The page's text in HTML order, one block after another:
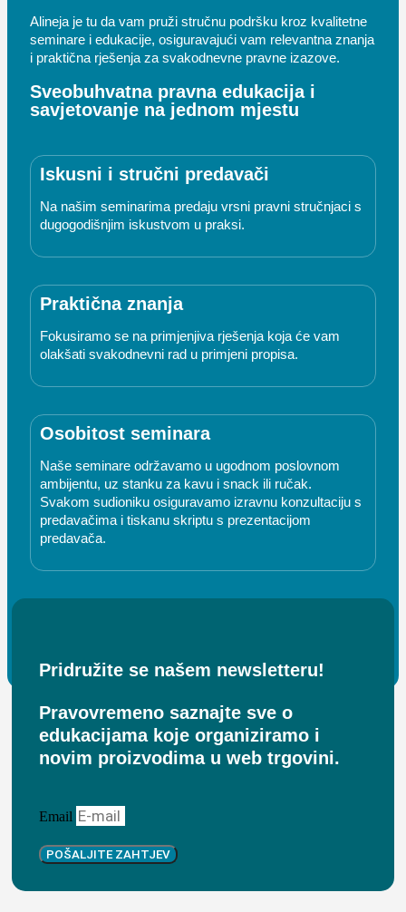
Alineja je tu da vam pruži stručnu podršku kroz kvalitetne
seminare i edukacije, osiguravajući vam relevantna znanja
i praktična rješenja za svakodnevne pravne izazove.
Sveobuhvatna pravna edukacija i
savjetovanje na jednom mjestu
Iskusni i stručni predavači
Na našim seminarima predaju vrsni pravni stručnjaci s
dugogodišnjim iskustvom u praksi.
Praktična znanja
Fokusiramo se na primjenjiva rješenja koja će vam
olakšati svakodnevni rad u primjeni propisa.
Osobitost seminara
Naše seminare održavamo u ugodnom poslovnom
ambijentu, uz stanku za kavu i snack ili ručak.
Svakom sudioniku osiguravamo izravnu konzultaciju s
predavačima i tiskanu skriptu s prezentacijom
predavača.
Pridružite se našem newsletteru!
Pravovremeno saznajte sve o
edukacijama koje organiziramo i
novim proizvodima u web trgovini.
Email
POŠALJITE ZAHTJEV